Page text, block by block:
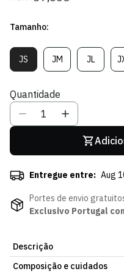
venda
Tamanho:
JSVariante
Esgotada
Indisponível
JMVariante
Esgotada
Indisponível
JLVariante
Quantidade
Entregue entre: Aug
Portes de envio
Exclusivo Portugal
Descrição
Camisola Verve 24/25 -
Composição e cuidados